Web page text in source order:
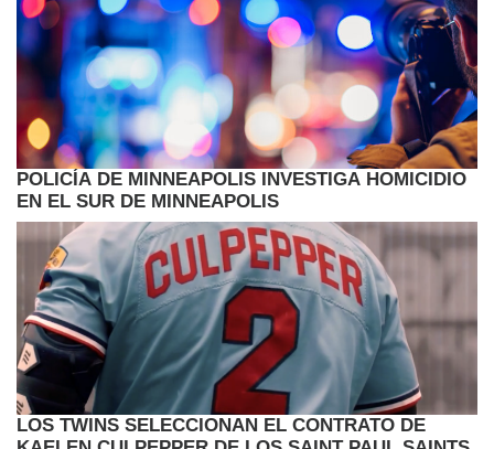
POLICÍA DE MINNEAPOLIS INVESTIGA HOMICIDIO
EN EL SUR DE MINNEAPOLIS
LOS TWINS SELECCIONAN EL CONTRATO DE